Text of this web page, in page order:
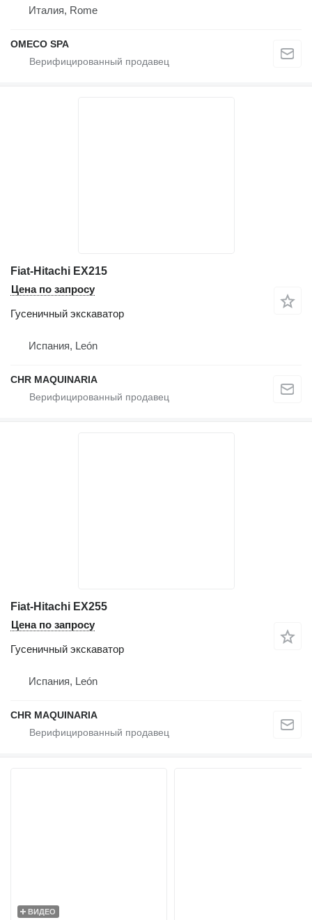
Италия, Rome
OMECO SPA
Fiat-Hitachi EX215
Цена по запросу
Гусеничный экскаватор
Испания, León
CHR MAQUINARIA
Fiat-Hitachi EX255
Цена по запросу
Гусеничный экскаватор
Испания, León
CHR MAQUINARIA
ВИДЕО